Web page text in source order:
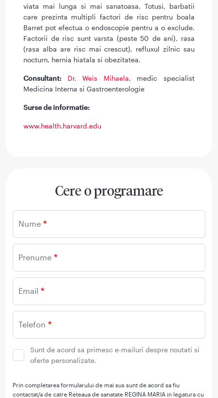
viata mai lunga si mai sanatoasa. Totusi, barbatii
care prezinta multipli factori de risc pentru boala
Barret pot efectua o endoscopie pentru a o exclude.
Factorii de risc sunt varsta (peste 50 de ani), rasa
(rasa alba are risc mai crescut), refluxul zilnic sau
nocturn, hernia hiatala si obezitatea.
Consultant: Dr. Weis Mihaela, medic specialist
Medicina Interna si Gastroenterologie
Surse de informatie:
www.health.harvard.edu
Cere o programare
Nume
Prenume
Email
Telefon
Sunt de acord sa primesc e-mailuri despre noutati si
oferte personalizate.
Prin completarea formularului de mai sus sunt de acord sa fiu
contactat/a de catre Reteaua de sanatate REGINA MARIA in legatura cu